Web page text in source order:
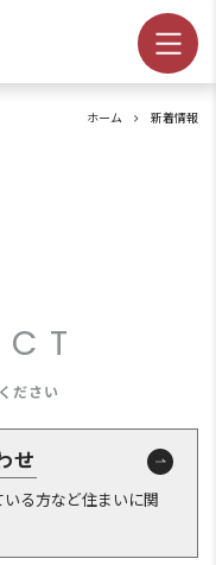
ホーム 新着情報
ださい
せ
る方など住まいに関